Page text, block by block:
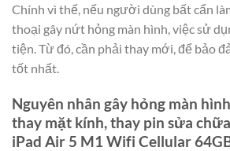
Chính vì thế, nếu người dùng bất cẩn
thoại gây nứt hỏng màn hình, việc sử
tiện. Từ đó, cần phải thay mới, để bảo
tốt nhất.
Nguyên nhân gây hỏng màn
thay mặt kính, thay pin sửa
iPad Air 5 M1 Wifi Cellular